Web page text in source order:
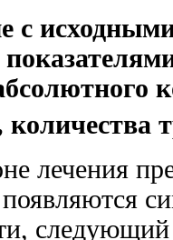
с
количества
лечения